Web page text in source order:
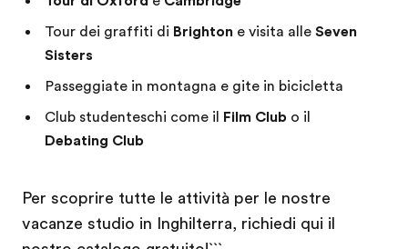
Tour dei graffiti di Brighton e visita alle Seven
Sisters
Passeggiate in montagna e gite in bicicletta
Club studenteschi come il Film Club o il
Debating Club
Per scoprire tutte le attività per le nostre
vacanze studio in Inghilterra, richiedi qui il